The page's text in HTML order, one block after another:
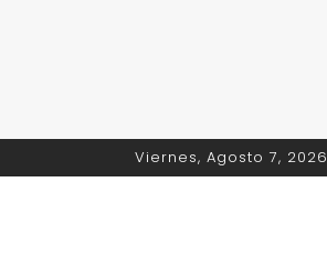
Viernes, Agosto 7, 2026